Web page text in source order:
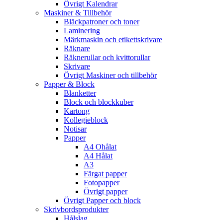
Övrigt Kalendrar
Maskiner & Tillbehör
Bläckpatroner och toner
Laminering
Märkmaskin och etikettskrivare
Räknare
Räknerullar och kvittorullar
Skrivare
Övrigt Maskiner och tillbehör
Papper & Block
Blanketter
Block och blockkuber
Kartong
Kollegieblock
Notisar
Papper
A4 Ohålat
A4 Hålat
A3
Färgat papper
Fotopapper
Övrigt papper
Övrigt Papper och block
Skrivbordsprodukter
Hålslag